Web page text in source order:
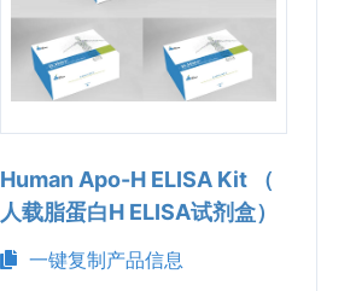
Human Apo-H ELISA Kit （
人载脂蛋白H ELISA试剂盒）
一键复制产品信息